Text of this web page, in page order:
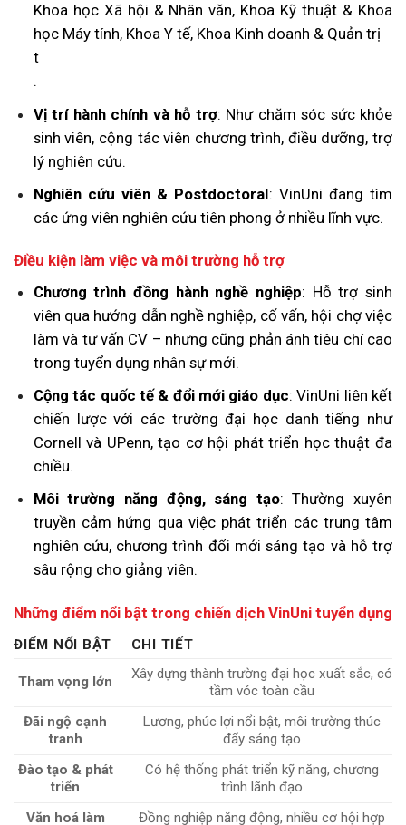
Khoa học Xã hội & Nhân văn, Khoa Kỹ thuật & Khoa
học Máy tính, Khoa Y tế, Khoa Kinh doanh & Quản trị
t
.
Vị trí hành chính và hỗ trợ: Như chăm sóc sức khỏe
sinh viên, cộng tác viên chương trình, điều dưỡng, trợ
lý nghiên cứu.
Nghiên cứu viên & Postdoctoral: VinUni đang tìm
các ứng viên nghiên cứu tiên phong ở nhiều lĩnh vực.
Điều kiện làm việc và môi trường hỗ trợ
Chương trình đồng hành nghề nghiệp: Hỗ trợ sinh
viên qua hướng dẫn nghề nghiệp, cố vấn, hội chợ việc
làm và tư vấn CV – nhưng cũng phản ánh tiêu chí cao
trong tuyển dụng nhân sự mới.
Cộng tác quốc tế & đổi mới giáo dục: VinUni liên kết
chiến lược với các trường đại học danh tiếng như
Cornell và UPenn, tạo cơ hội phát triển học thuật đa
chiều.
Môi trường năng động, sáng tạo: Thường xuyên
truyền cảm hứng qua việc phát triển các trung tâm
nghiên cứu, chương trình đổi mới sáng tạo và hỗ trợ
sâu rộng cho giảng viên.
Những điểm nổi bật trong chiến dịch VinUni tuyển dụng
ĐIỂM NỔI BẬT CHI TIẾT
Tham vọng lớn
Xây dựng thành trường đại học xuất sắc, có
tầm vóc toàn cầu
Đãi ngộ cạnh
tranh
Lương, phúc lợi nổi bật, môi trường thúc
đẩy sáng tạo
Đào tạo & phát
triển
Có hệ thống phát triển kỹ năng, chương
trình lãnh đạo
Văn hoá làm
Đồng nghiệp năng động, nhiều cơ hội hợp